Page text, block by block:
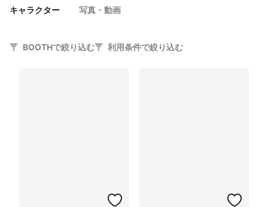
キャラクター 写真・動画
BOOTHで絞り込む 利用条件で絞り込む